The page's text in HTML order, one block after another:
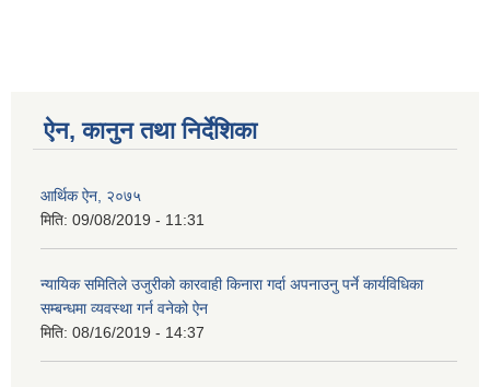
ऐन, कानुन तथा निर्देशिका
आर्थिक ऐन, २०७५
मिति: 09/08/2019 - 11:31
न्यायिक समितिले उजुरीको कारवाही किनारा गर्दा अपनाउनु पर्ने कार्यविधिका
सम्बन्धमा व्यवस्था गर्न वनेको ऐन
मिति: 08/16/2019 - 14:37